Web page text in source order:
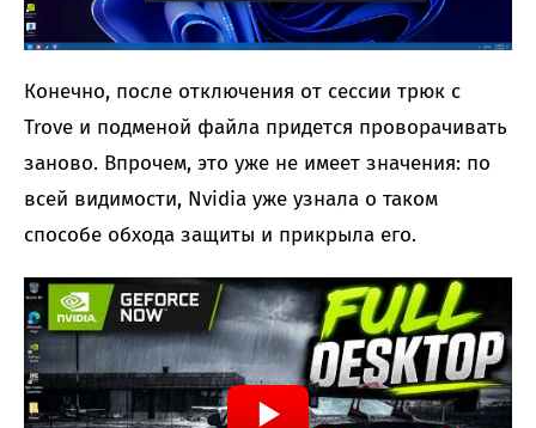
Конечно, после отключения от сессии трюк с
Trove и подменой файла придется проворачивать
заново. Впрочем, это уже не имеет значения: по
всей видимости, Nvidia уже узнала о таком
способе обхода защиты и прикрыла его.